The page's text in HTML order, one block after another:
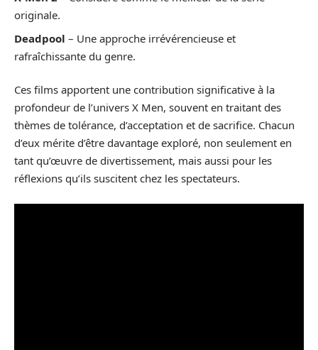
originale.
Deadpool – Une approche irrévérencieuse et
rafraîchissante du genre.
Ces films apportent une contribution significative à la
profondeur de l’univers X Men, souvent en traitant des
thèmes de tolérance, d’acceptation et de sacrifice. Chacun
d’eux mérite d’être davantage exploré, non seulement en
tant qu’œuvre de divertissement, mais aussi pour les
réflexions qu’ils suscitent chez les spectateurs.